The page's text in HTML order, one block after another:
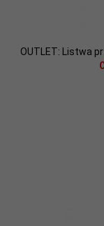
OUTLET: Listwa